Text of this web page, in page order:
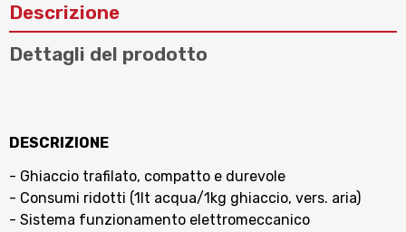
Descrizione
Dettagli del prodotto
DESCRIZIONE
- Ghiaccio trafilato, compatto e durevole
- Consumi ridotti (1lt acqua/1kg ghiaccio, vers. aria)
- Sistema funzionamento elettromeccanico